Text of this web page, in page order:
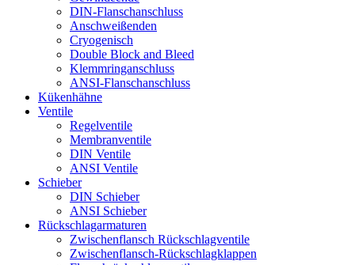
DIN-Flanschanschluss
Anschweißenden
Cryogenisch
Double Block and Bleed
Klemmringanschluss
ANSI-Flanschanschluss
Kükenhähne
Ventile
Regelventile
Membranventile
DIN Ventile
ANSI Ventile
Schieber
DIN Schieber
ANSI Schieber
Rückschlag­armaturen
Zwischenflansch Rückschlagventile
Zwischenflansch-Rückschlagklappen